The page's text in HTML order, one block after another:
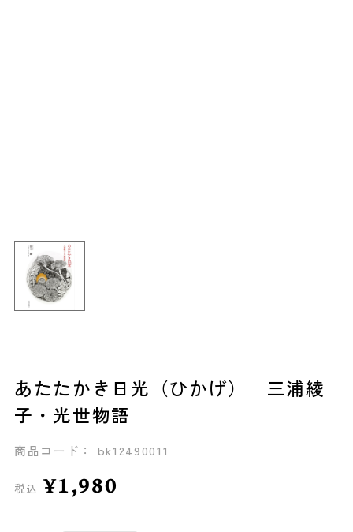
あたたかき日光（ひかげ） 三浦綾
子・光世物語
商品コード： bk12490011
税込 ¥1,980